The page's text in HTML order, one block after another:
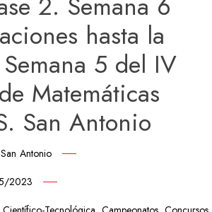
hasta la
5 del IV
Matemáticas
San Antonio
Antonio
2023